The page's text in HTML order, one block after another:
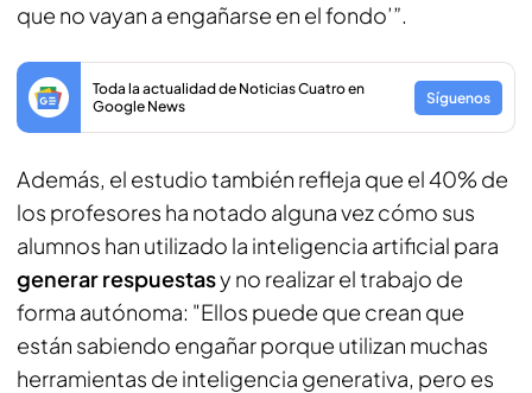
que no vayan a engañarse en el fondo’”.
Toda la actualidad de Noticias Cuatro en
Google News
Síguenos
Además, el estudio también refleja que el 40% de
los profesores ha notado alguna vez cómo sus
alumnos han utilizado la inteligencia artificial para
generar respuestasy no realizar el trabajo de
forma autónoma: "Ellos puede que crean que
están sabiendo engañar porque utilizan muchas
herramientas de inteligencia generativa, pero es